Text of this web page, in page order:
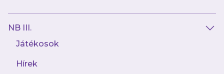
NB III.
Játékosok
Hírek